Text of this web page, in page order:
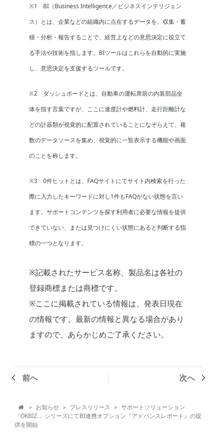
※1 BI（Business Intelligence／ビジネスインテリジェン
ス）とは、企業などの組織内に点在するデータを、収集・蓄
積・分析・報告することで、経営上などの意思決定に役立て
る手法や技術を指します。BIツールはこれらを自動的に実施
し、意思決定を支援するツールです。
※2 ダッシュボードとは、自動車の運転席前の内装部品全
体を指す言葉ですが、ここに速度計や燃料計、走行距離計な
どの計器類が視覚的に配置されていることになぞらえて、複
数のデータソースを集め、視覚的に一覧表示する機能や画面
のことを称します。
※3 0件ヒットとは、FAQサイトにてサイト内検索を行った
際に入力したキーワードに対し1件もFAQがない状態を言い
ます。サポートコンテンツを探す利用者に必要な情報を提供
できていない、または見つけにくい状態にあると判断する指
標の一つとなります。
※記載されたサービス名称、製品名は各社の
登録商標または商標です。
※ここに掲載されている情報は、発表日現在
の情報です。最新の情報と異なる場合があり
ますので、あらかじめご了承ください。
前へ 次へ
 > お知らせ > プレスリリース > サポートソリューション
「OKBIZ.」シリーズにてBI連携オプション『アドバンスレポート』の提
供を開始